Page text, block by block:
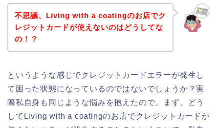
不思議、Living with a coatingのお店でク
レジットカードが使えないのはどうしてな
の！？
というような感じでクレジットカードエラーが発生し
て困った状態になっているのではないでしょうか？実
際私自身も同じような悩みを抱えたので、まず、どう
してLiving with a coatingのお店でクレジットカードが